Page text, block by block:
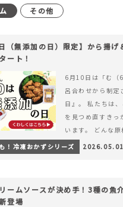
その他
（無添加の日）限定】から揚げ
ート！
6月10日は「む（
呂合わせから制定
日』。 私たちは
を見つめ直すきっ
います。 どんな
か。 どのように
hellip; 続きを読
！冷凍おかずシリーズ 2026.05.01
ームソースが決め手！3種の魚
登場